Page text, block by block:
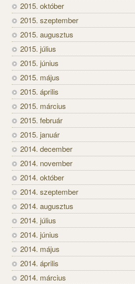
2015. október
2015. szeptember
2015. augusztus
2015. július
2015. június
2015. május
2015. április
2015. március
2015. február
2015. január
2014. december
2014. november
2014. október
2014. szeptember
2014. augusztus
2014. július
2014. június
2014. május
2014. április
2014. március